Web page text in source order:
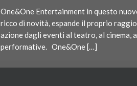
One&One Entertainment in questo
ricco di novità, espande il proprio
azione dagli eventi al teatro, al cinema,
performative. One&One […]